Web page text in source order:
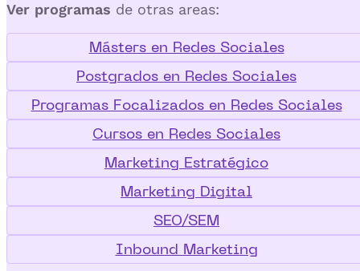
Ver programas de otras areas:
Másters en Redes Sociales
Postgrados en Redes Sociales
Programas Focalizados en Redes Sociales
Cursos en Redes Sociales
Marketing Estratégico
Marketing Digital
SEO/SEM
Inbound Marketing